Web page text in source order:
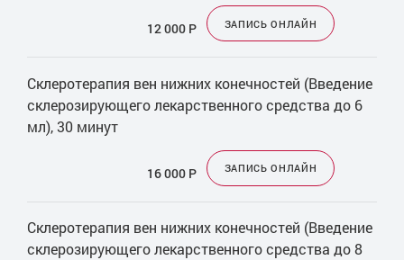
12 000 Р ЗАПИСЬ ОНЛАЙН
Склеротерапия вен нижних конечностей (Введение
склерозирующего лекарственного средства до 6
мл), 30 минут
16 000 Р ЗАПИСЬ ОНЛАЙН
Склеротерапия вен нижних конечностей (Введение
склерозирующего лекарственного средства до 8